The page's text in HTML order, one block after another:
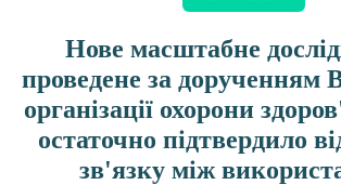
Нове масштабне
проведене за дорученням
організації охорони
остаточно підтвердило
зв'язку між